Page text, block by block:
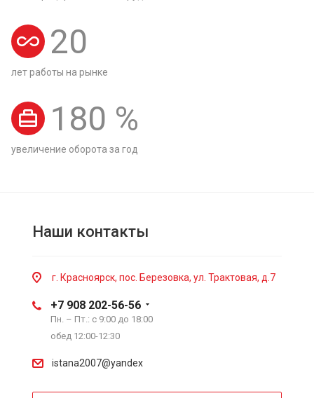
20
лет работы на рынке
180 %
увеличение оборота за год
Наши контакты
г. Красноярск, пос. Березовка, ул. Трактовая, д.7
+7 908 202-56-56
Пн. – Пт.: с 9:00 до 18:00
обед 12:00-12:30
istana2007@yandex